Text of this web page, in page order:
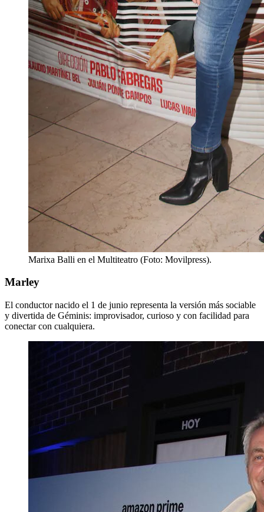
Marixa Balli en el Multiteatro (Foto: Movilpress).
Marley
El conductor nacido el 1 de junio representa la versión más sociable
y divertida de Géminis: improvisador, curioso y con facilidad para
conectar con cualquiera.